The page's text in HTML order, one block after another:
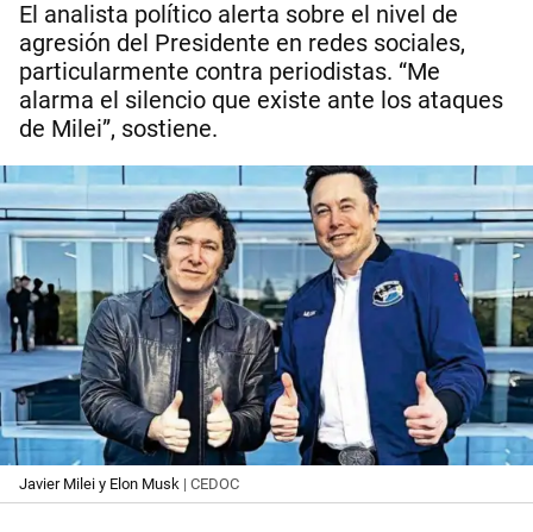
El analista político alerta sobre el nivel de
agresión del Presidente en redes sociales,
particularmente contra periodistas. “Me
alarma el silencio que existe ante los ataques
de Milei”, sostiene.
Javier Milei y Elon Musk | CEDOC